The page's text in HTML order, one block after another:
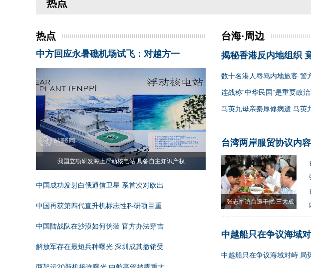
热点
热点
中方回应永暑礁机场试飞：对越方一
我国立项研发海上浮动核电站 具备自主知识产权
中国成功发射白俄通信卫星 系首次对欧出
中国再获第四代直升机标志性科研项目重
中国陆战队在沙漠如何伪装 官方办法穿吉
解放军存在最短兵种曝光 深圳成其撤销受
台海·周边
揭秘香港反内地组织
数十名港人辱骂内地旅客 警
连战称“中华民国”是重要政
马英九母亲秦厚修病逝 马英
台湾两岸服贸协议内
张志军访台遭干扰 三大成
果增
中越船只在争议海域
中越船只在争议海域对峙 局